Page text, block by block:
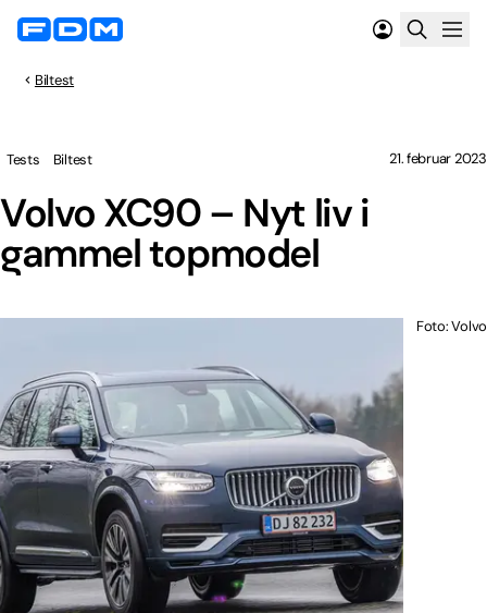
Biltest
Volvo XC90 – Nyt liv i
gammel topmodel
Tests Biltest 21. februar 2023
Foto: Volvo